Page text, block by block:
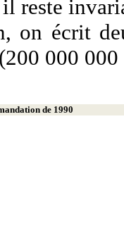
reste
on écrit
000
de 1990